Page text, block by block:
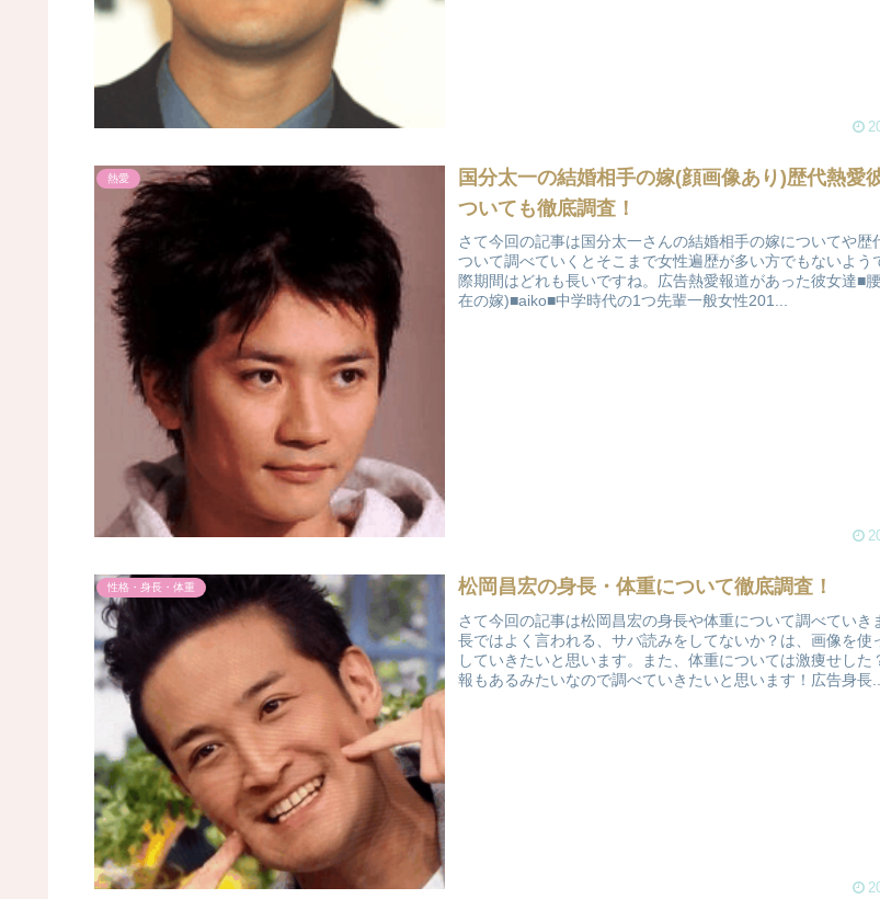
熱愛
国分太一の結婚相手の嫁(顔画像あり)歴代熱愛
ついても徹底調査！
さて今回の記事は国分太一さんの結婚相手の嫁についてや歴
ついて調べていくとそこまで女性遍歴が多い方でもないよう
際期間はどれも長いですね。広告熱愛報道があった彼女達■
在の嫁)■aiko■中学時代の1つ先輩一般女性201...
性格・身長・体重 松岡昌宏の身長・体重について徹底調査！
さて今回の記事は松岡昌宏の身長や体重について調べていき
長ではよく言われる、サバ読みをしてないか？は、画像を使
していきたいと思います。また、体重については激痩せした
報もあるみたいなので調べていきたいと思います！広告身長...